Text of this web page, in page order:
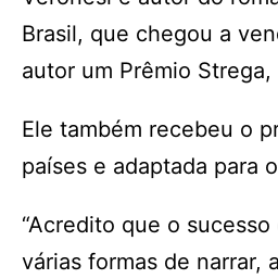
Brasil, que chegou a
autor um Prêmio
Ele também recebeu o
países e adaptada para
“Acredito que o
várias formas de narrar,